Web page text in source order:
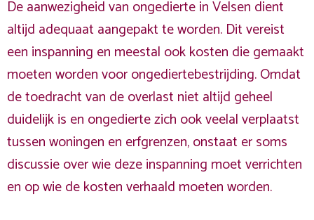
De aanwezigheid van ongedierte in Velsen dient
altijd adequaat aangepakt te worden. Dit vereist
een inspanning en meestal ook kosten die gemaakt
moeten worden voor ongediertebestrijding. Omdat
de toedracht van de overlast niet altijd geheel
duidelijk is en ongedierte zich ook veelal verplaatst
tussen woningen en erfgrenzen, onstaat er soms
discussie over wie deze inspanning moet verrichten
en op wie de kosten verhaald moeten worden.